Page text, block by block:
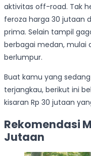
aktivitas off-road. Tak
feroza harga 30 jutaan
prima. Selain tampil
berbagai medan, mulai
berlumpur.
Buat kamu yang
terjangkau, berikut ini
kisaran Rp 30 jutaan
Rekomendasi
Jutaan